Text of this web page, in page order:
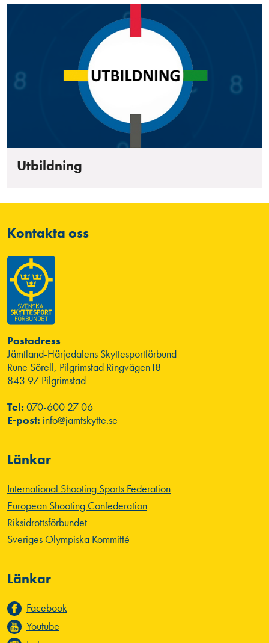
Utbildning
Kontakta oss
Postadress
Jämtland-Härjedalens Skyttesportförbund
Rune Sörell, Pilgrimstad Ringvägen18
843 97 Pilgrimstad
Tel: 070-600 27 06
E-post: info@jamtskytte.se
Länkar
International Shooting Sports Federation
European Shooting Confederation
Riksidrottsförbundet
Sveriges Olympiska Kommitté
Länkar
Facebook
Youtube